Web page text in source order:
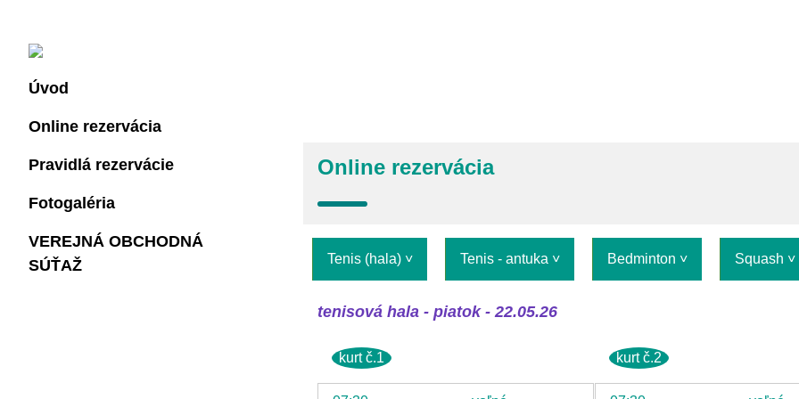
Úvod
Online rezervácia
Pravidlá rezervácie
Fotogaléria
VEREJNÁ OBCHODNÁ
SÚŤAŽ
Online rezervácia
Tenis (hala) Tenis - antuka Bedminton Squash
tenisová hala - piatok - 22.05.26
kurt č.1 kurt č.2